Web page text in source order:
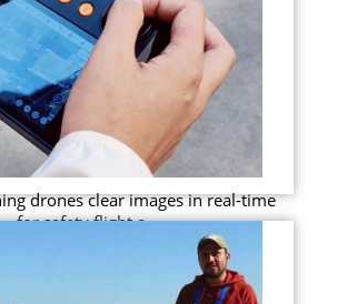
drones clear images in real-time
for safety flight a...